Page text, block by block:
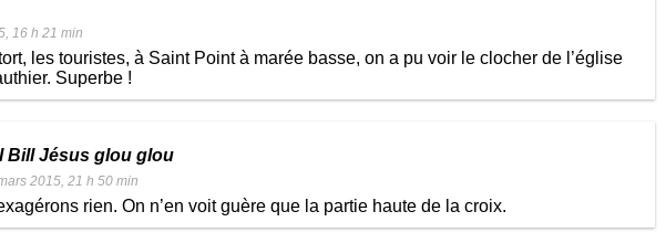
16 h 21 min
tort, les touristes, à Saint Point à marée basse, on a pu voir le clocher de l’église
Superbe !
Bill Jésus glou glou
2015, 21 h 50 min
rien. On n’en voit guère que la partie haute de la croix.